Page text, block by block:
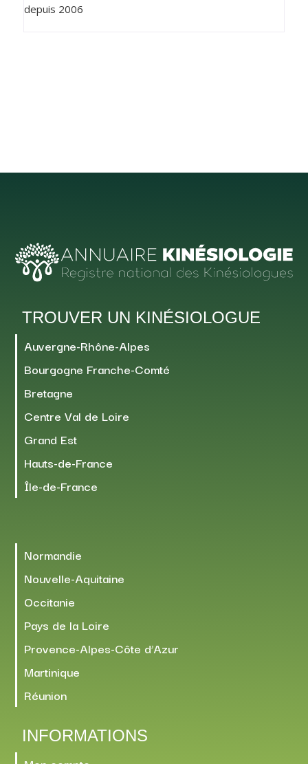
depuis 2006
TROUVER UN KINÉSIOLOGUE
Auvergne-Rhône-Alpes
Bourgogne Franche-Comté
Bretagne
Centre Val de Loire
Grand Est
Hauts-de-France
Île-de-France
Normandie
Nouvelle-Aquitaine
Occitanie
Pays de la Loire
Provence-Alpes-Côte d’Azur
Martinique
Réunion
INFORMATIONS